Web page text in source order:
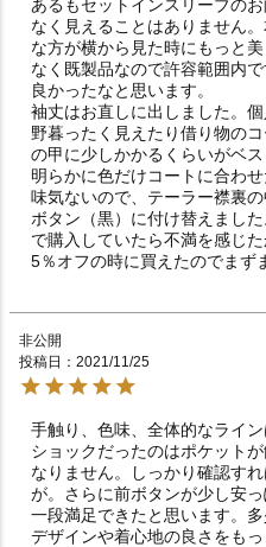
あるもセットインスリーブの
なく見えることはありません
な方が横から見た時にもっと
なく既製品なので許容範囲内
良かったなと思います。
袖丈はお直しに出しました。
野暮ったく見えたり借り物の
の甲に少しかかるくらいがベ
明らかに色だけコートに合わ
味気ないので、テーラー襟裏
ボタン（黒）に付け替えまし
で購入していたら不満を感じ
5％オフの時に買えたのでまず
非公開
投稿日
2021/11/25
手触り、色味、全体的なライ
ショックだったのはポケット
なりません。しっかり確認す
が。さらに前ボタンが少し安
一段満足できたと思います。
デザインや着心地の良さをも